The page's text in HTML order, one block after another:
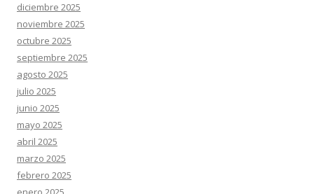
diciembre 2025
noviembre 2025
octubre 2025
septiembre 2025
agosto 2025
julio 2025
junio 2025
mayo 2025
abril 2025
marzo 2025
febrero 2025